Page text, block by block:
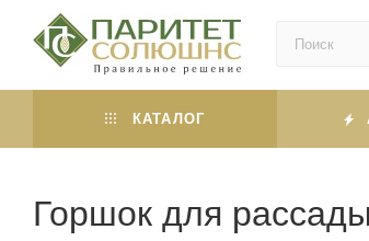
КАТАЛОГ
Горшок для